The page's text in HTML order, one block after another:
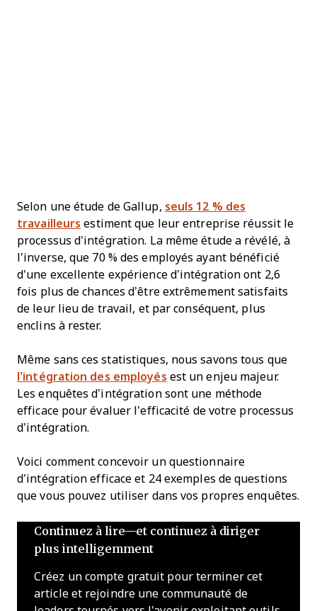
Selon une étude de Gallup, seuls 12 % des
travailleurs estiment que leur entreprise réussit le
processus d'intégration. La même étude a révélé, à
l’inverse, que 70 % des employés ayant bénéficié
d'une excellente expérience d’intégration ont 2,6
fois plus de chances d’être extrêmement satisfaits
de leur lieu de travail, et par conséquent, plus
enclins à rester.
Même sans ces statistiques, nous savons tous que
l’intégration des employés est un enjeu majeur.
Les enquêtes d’intégration sont une méthode
efficace pour évaluer l’efficacité de votre processus
d’intégration.
Voici comment concevoir un questionnaire
d’intégration efficace et 24 exemples de questions
que vous pouvez utiliser dans vos propres enquêtes.
Continuez à lire—et continuez à diriger
plus intelligemment
Créez un compte gratuit pour terminer cet
article et rejoindre une communauté de